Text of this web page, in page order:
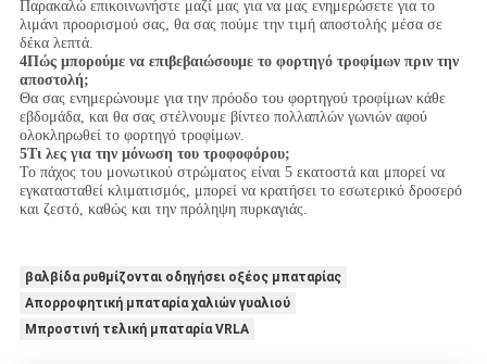
Παρακαλώ επικοινωνήστε μαζί μας για να μας ενημερώσετε για το
λιμάνι προορισμού σας, θα σας πούμε την τιμή αποστολής μέσα σε
δέκα λεπτά.
4Πώς μπορούμε να επιβεβαιώσουμε το φορτηγό τροφίμων πριν την
αποστολή;
Θα σας ενημερώνουμε για την πρόοδο του φορτηγού τροφίμων κάθε
εβδομάδα, και θα σας στέλνουμε βίντεο πολλαπλών γωνιών αφού
ολοκληρωθεί το φορτηγό τροφίμων.
5Τι λες για την μόνωση του τροφοφόρου;
Το πάχος του μονωτικού στρώματος είναι 5 εκατοστά και μπορεί να
εγκατασταθεί κλιματισμός, μπορεί να κρατήσει το εσωτερικό δροσερό
και ζεστό, καθώς και την πρόληψη πυρκαγιάς.
βαλβίδα ρυθμίζονται οδηγήσει οξέος μπαταρίας
Απορροφητική μπαταρία χαλιών γυαλιού
Μπροστινή τελική μπαταρία VRLA